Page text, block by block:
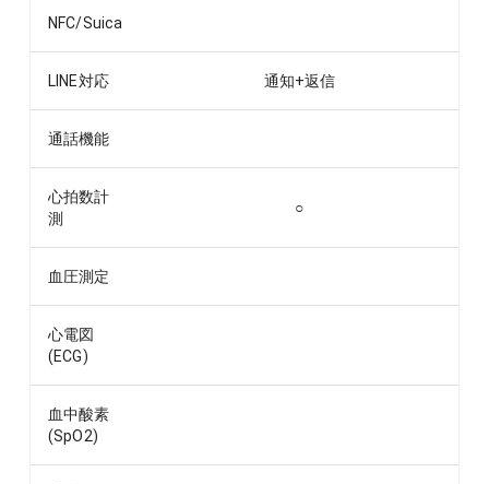
NFC/Suica
LINE対応 通知+返信
通話機能
心拍数計
測
○
血圧測定
心電図
(ECG)
血中酸素
(SpO2)